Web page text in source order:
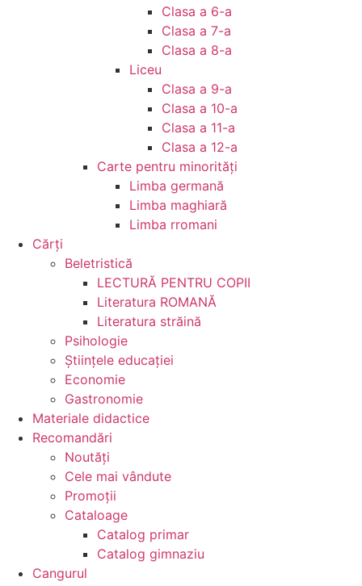
Clasa a 6-a
Clasa a 7-a
Clasa a 8-a
Liceu
Clasa a 9-a
Clasa a 10-a
Clasa a 11-a
Clasa a 12-a
Carte pentru minorităţi
Limba germană
Limba maghiară
Limba rromani
Cărţi
Beletristică
LECTURĂ PENTRU COPII
Literatura ROMANĂ
Literatura străină
Psihologie
Ştiinţele educaţiei
Economie
Gastronomie
Materiale didactice
Recomandări
Noutăţi
Cele mai vândute
Promoții
Cataloage
Catalog primar
Catalog gimnaziu
Cangurul